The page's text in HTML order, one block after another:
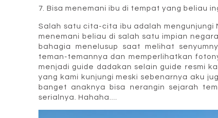
7. Bisa menemani ibu di tempat yang beliau
Salah satu cita-cita ibu adalah mengunjungi
menemani beliau di salah satu impian
bahagia menelusup saat melihat
teman-temannya dan memperlihatkan
menjadi guide dadakan selain guide resmi
yang kami kunjungi meski sebenarnya aku
banget anaknya bisa nerangin sejarah
serialnya. Hahaha....